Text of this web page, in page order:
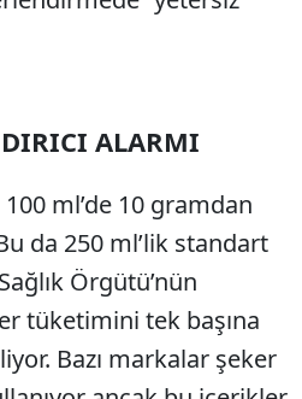
ALARMI
ml’de 10 gramdan
da 250 ml’lik standart
Örgütü’nün
tüketimini tek başına
Bazı markalar şeker